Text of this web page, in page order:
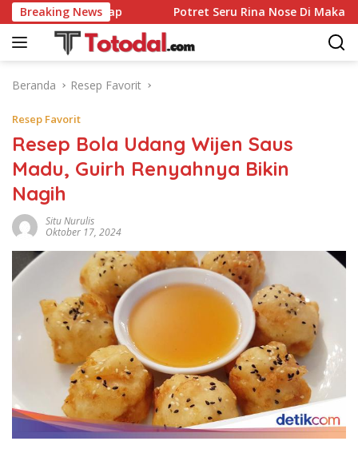
Langsung
ke
konten
Breaking News
Sedap Potret Seru Rina Nose Di Makan Cantik
Beranda Resep Favorit
Resep Favorit
Resep Bola Udang Wijen Saus
Madu, Guirh Renyahnya Bikin
Nagih
Situ Nurulis
Oktober 17, 2024